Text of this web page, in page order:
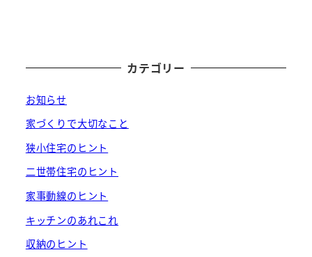
カテゴリー
お知らせ
家づくりで大切なこと
狭小住宅のヒント
二世帯住宅のヒント
家事動線のヒント
キッチンのあれこれ
収納のヒント